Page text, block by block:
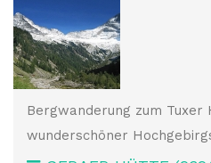
Bergwanderung zum Tuxer
wunderschöner